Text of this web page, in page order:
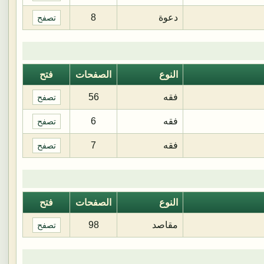
دعوة 8 تصفح
النوع الصفحات فتح
فقه 56 تصفح
فقه 6 تصفح
فقه 7 تصفح
النوع الصفحات فتح
مقاصد 98 تصفح